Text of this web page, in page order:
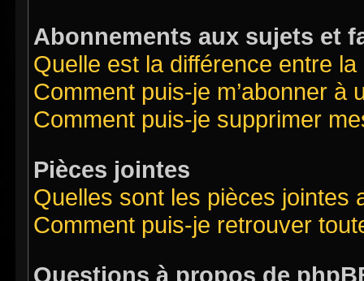
Abonnements aux sujets et
Quelle est la différence entre
Comment puis-je m’abonner
Comment puis-je supprimer
Pièces jointes
Quelles sont les pièces jointes
Comment puis-je retrouver
Questions à propos de